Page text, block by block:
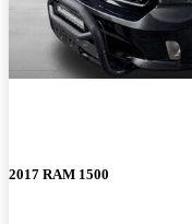
2017 RAM 1500